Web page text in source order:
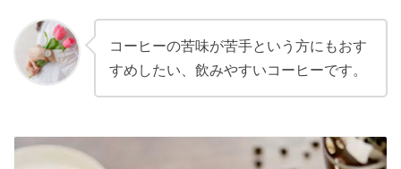
コーヒーの苦味が苦手という方にもおす
すめしたい、飲みやすいコーヒーです。